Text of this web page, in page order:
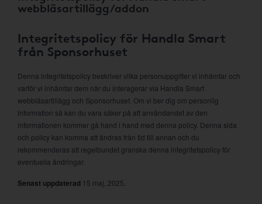
webbläsartillägg/addon
Integritetspolicy för Handla Smart
från Sponsorhuset
Denna integritetspolicy beskriver vilka personuppgifter vi inhämtar och
varför vi inhämtar dem när du interagerar via Handla Smart
webbläsartillägg och Sponsorhuset. Om vi ber dig om personlig
information så kan du vara säker på att användandet av den
informationen kommer gå hand i hand med denna policy. Denna sida
och policy kan komma att ändras från tid till annan och du
rekommenderas att regelbundet granska denna integritetspolicy för
eventuella ändringar.
Senast uppdaterad 15 maj, 2025.